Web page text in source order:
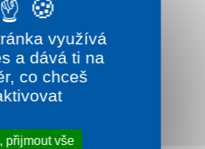
contributors
využívá
a dává ti na
co chceš
přijmout vše